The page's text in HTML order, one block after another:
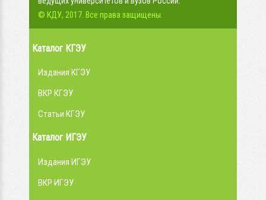
© КДУ, 2017. Все права защищены.
Каталог КГЭУ
Издания КГЭУ
ВКР КГЭУ
Статьи КГЭУ
Каталог ИГЭУ
Издания ИГЭУ
ВКР ИГЭУ